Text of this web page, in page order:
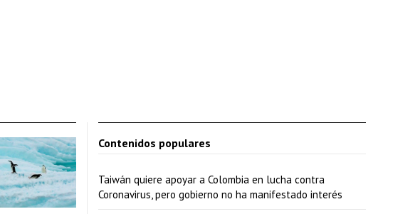
Contenidos populares
Taiwán quiere apoyar a Colombia en lucha contra
Coronavirus, pero gobierno no ha manifestado interés